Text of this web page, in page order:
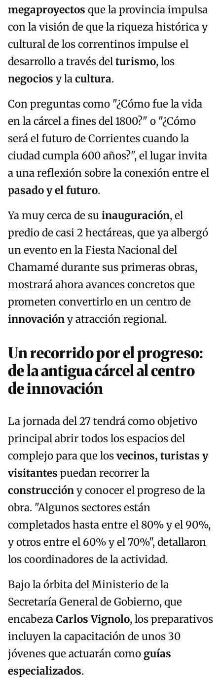
megaproyectos que la provincia impulsa
con la visión de que la riqueza histórica y
cultural de los correntinos impulse el
desarrollo a través delturismo, los
negocios y lacultura.
Con preguntas como "¿Cómo fue la vida
en la cárcel a fines del 1800?" o "¿Cómo
será el futuro de Corrientes cuando la
ciudad cumpla 600 años?", el lugar invita
a una reflexión sobre la conexión entre el
pasado y el futuro.
Ya muy cerca de suinauguración, el
predio de casi 2 hectáreas, que ya albergó
un evento en la Fiesta Nacional del
Chamamé durante sus primeras obras,
mostrará ahora avances concretos que
prometen convertirlo en un centro de
innovacióny atracción regional.
Un recorrido por el progreso:
de la antigua cárcel al centro
de innovación
La jornada del 27 tendrá como objetivo
principal abrir todos los espacios del
complejo para que losvecinos, turistas y
visitantes puedan recorrer la
construccióny conocer el progreso de la
obra. "Algunos sectores están
completados hasta entre el 80% y el 90%,
y otros entre el 60% y el 70%", detallaron
los coordinadores de la actividad.
Bajo la órbita del Ministerio de la
Secretaría General de Gobierno, que
encabezaCarlos Vignolo, los preparativos
incluyen la capacitación de unos 30
jóvenes que actuarán como guías
especializados.